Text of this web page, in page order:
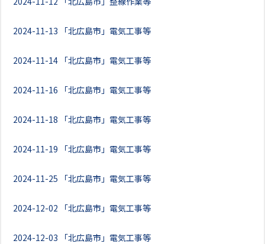
2024-11-13 「北広島市」電気工事等
2024-11-14 「北広島市」電気工事等
2024-11-16 「北広島市」電気工事等
2024-11-18 「北広島市」電気工事等
2024-11-19 「北広島市」電気工事等
2024-11-25 「北広島市」電気工事等
2024-12-02 「北広島市」電気工事等
2024-12-03 「北広島市」電気工事等